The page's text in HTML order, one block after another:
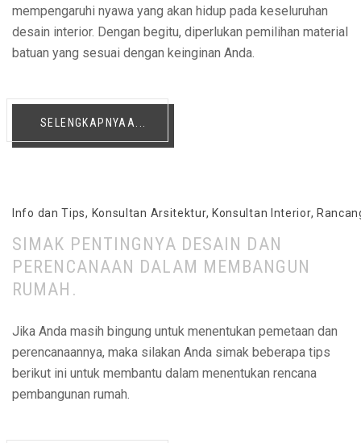
mempengaruhi nyawa yang akan hidup pada keseluruhan
desain interior. Dengan begitu, diperlukan pemilihan material
batuan yang sesuai dengan keinginan Anda.
SELENGKAPNYAA...
Info dan Tips, Konsultan Arsitektur, Konsultan Interior,
SIMAK PENTINGNYA DESAIN DAN
PERENCANAAN DALAM MEMBANGUN
RUMAH.
Jika Anda masih bingung untuk menentukan pemetaan dan
perencanaannya, maka silakan Anda simak beberapa tips
berikut ini untuk membantu dalam menentukan rencana
pembangunan rumah.